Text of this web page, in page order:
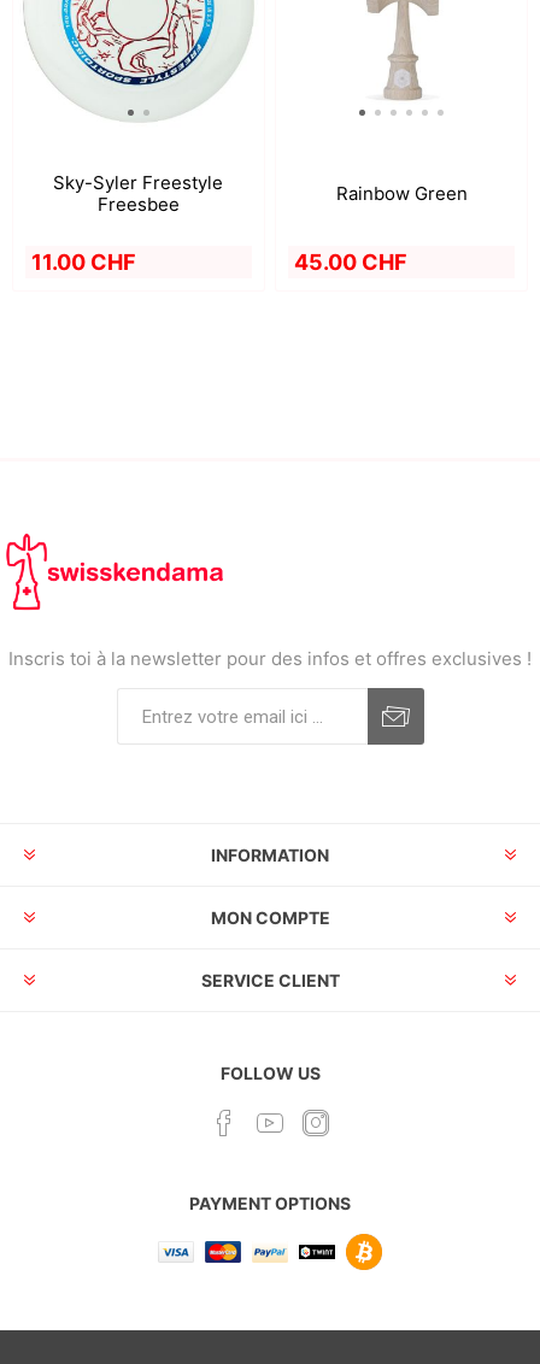
Sky-Syler Freestyle
Freesbee
11.00 CHF
Rainbow Green
45.00 CHF
Inscris toi à la newsletter pour des infos et offres exclusives !
INFORMATION
MON COMPTE
SERVICE CLIENT
FOLLOW US
PAYMENT OPTIONS